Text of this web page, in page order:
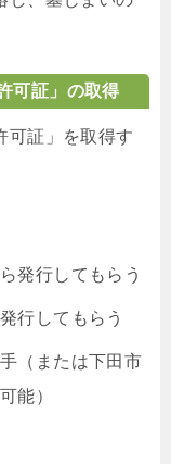
可証」の取得
可証」を取得す
発行してもらう
行してもらう
（または下田市
能）